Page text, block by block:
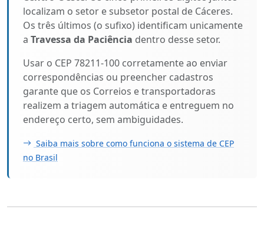
localizam o setor e subsetor postal de Cáceres.
Os três últimos (o sufixo) identificam unicamente
a Travessa da Paciência dentro desse setor.
Usar o CEP 78211-100 corretamente ao enviar
correspondências ou preencher cadastros
garante que os Correios e transportadoras
realizem a triagem automática e entreguem no
endereço certo, sem ambiguidades.
Saiba mais sobre como funciona o sistema de CEP
no Brasil